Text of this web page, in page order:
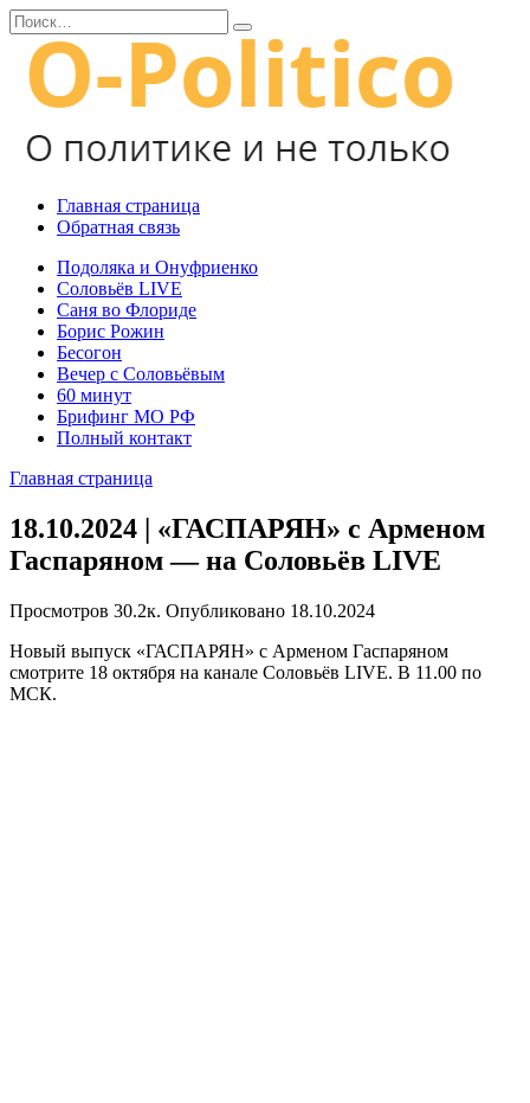
Перейти
к
содержанию
Search
for:
Главная страница
Обратная связь
Подоляка и Онуфриенко
Соловьёв LIVE
Саня во Флориде
Борис Рожин
Бесогон
Вечер с Соловьёвым
60 минут
Брифинг МО РФ
Полный контакт
Главная страница
18.10.2024 | «ГАСПАРЯН» с Арменом
Гаспаряном — на Соловьёв LIVE
Просмотров 30.2к. Опубликовано 18.10.2024
Новый выпуск «ГАСПАРЯН» с Арменом Гаспаряном
смотрите 18 октября на канале Соловьёв LIVE. В 11.00 по
МСК.